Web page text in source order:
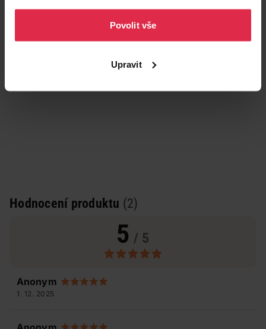
osobních údajů.
Povolit vše
Upravit
Hodnocení produktu (2)
5 / 5
Anonym
1. 12. 2025